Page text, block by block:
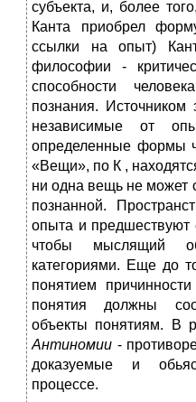
субъекта, и, более
Канта приобрел
ссылки на опыт)
философии -
способности
познания.
независимые от
определенные формы
«Вещи», по К ,
ни одна вещь не может
познанной.
опыта и предшествуют
чтобы мыслящий
категориями. Еще до
понятием
понятия должны
объекты понятиям. В
Антиномии -
доказуемые и
процессе.